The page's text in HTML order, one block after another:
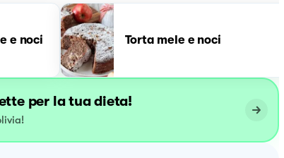
e noci Torta mele e noci
per la tua dieta!